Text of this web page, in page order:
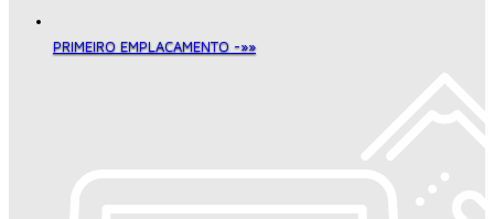
PRIMEIRO EMPLACAMENTO -»»